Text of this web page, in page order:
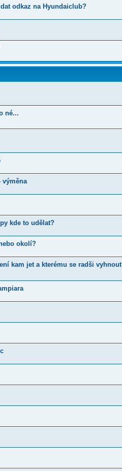
odkaz na Hyundaiclub?
né...
výměna
kde to udělat?
okolí?
kam jet a kterému se radši vyhnout